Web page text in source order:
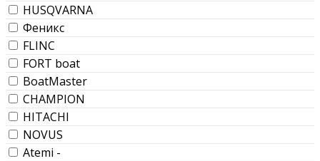
HUSQVARNA
Феникс
FLINC
FORT boat
BoatMaster
CHAMPION
HITACHI
NOVUS
Atemi -